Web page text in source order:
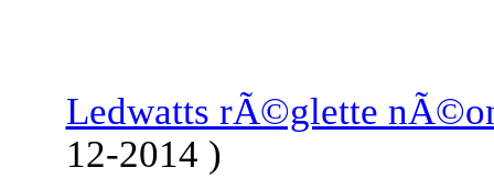
Ledwatts rÃ©glette
12-2014 )